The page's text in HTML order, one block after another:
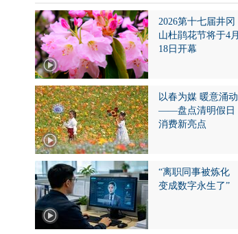
2026第十七届井冈
山杜鹃花节将于4月
18日开幕
以春为媒 暖意涌动
——盘点清明假日
消费新亮点
“离职同事被炼化
变成数字永生了”